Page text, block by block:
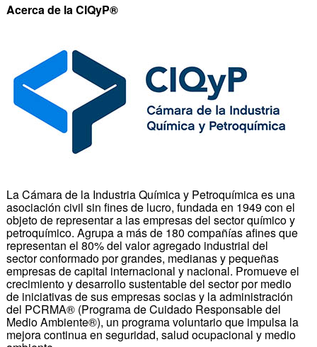
Acerca de la CIQyP®
La Cámara de la Industria Química y Petroquímica es una
asociación civil sin fines de lucro, fundada en 1949 con el
objeto de representar a las empresas del sector químico y
petroquímico. Agrupa a más de 180 compañías afines que
representan el 80% del valor agregado industrial del
sector conformado por grandes, medianas y pequeñas
empresas de capital internacional y nacional. Promueve el
crecimiento y desarrollo sustentable del sector por medio
de iniciativas de sus empresas socias y la administración
del PCRMA® (Programa de Cuidado Responsable del
Medio Ambiente®), un programa voluntario que impulsa la
mejora continua en seguridad, salud ocupacional y medio